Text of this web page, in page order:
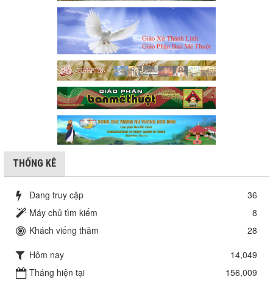
THỐNG KÊ
Đang truy cập
36
Máy chủ tìm kiếm
8
Khách viếng thăm
28
Hôm nay
14,049
Tháng hiện tại
156,009